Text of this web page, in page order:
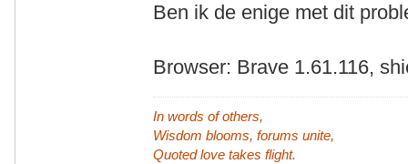
Ben ik de enige met dit
Browser: Brave 1.61.116,
In words of others,
Wisdom blooms, forums unite,
Quoted love takes flight.